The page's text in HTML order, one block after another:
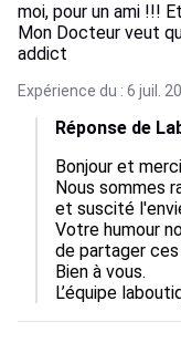
moi, pour un ami !!!
Mon Docteur veut
addict
Expérience du : 6 juil.
Réponse de
Bonjour et
Nous sommes
et suscité
Votre humour
de partager
Bien à vous.
L’équipe